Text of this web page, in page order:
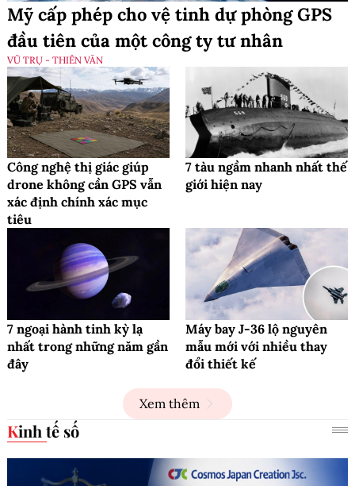
Mỹ cấp phép cho vệ tinh dự phòng GPS
đầu tiên của một công ty tư nhân
VŨ TRỤ - THIÊN VĂN
Công nghệ thị giác giúp
drone không cần GPS vẫn
xác định chính xác mục
tiêu
7 tàu ngầm nhanh nhất thế
giới hiện nay
7 ngoại hành tinh kỳ lạ
nhất trong những năm gần
đây
Máy bay J-36 lộ nguyên
mẫu mới với nhiều thay
đổi thiết kế
Xem thêm
Kinh tế số